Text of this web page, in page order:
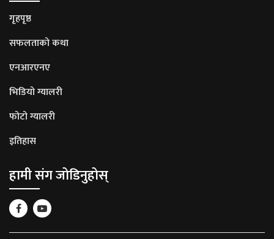
गृहपृष्ठ
सफलताको कथा
एनआरएनए
भिडियो ग्यालरी
फोटो ग्यालरी
इतिहास
हामी संग जोडिनुहोस्